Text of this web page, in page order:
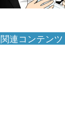
関連コンテンツ